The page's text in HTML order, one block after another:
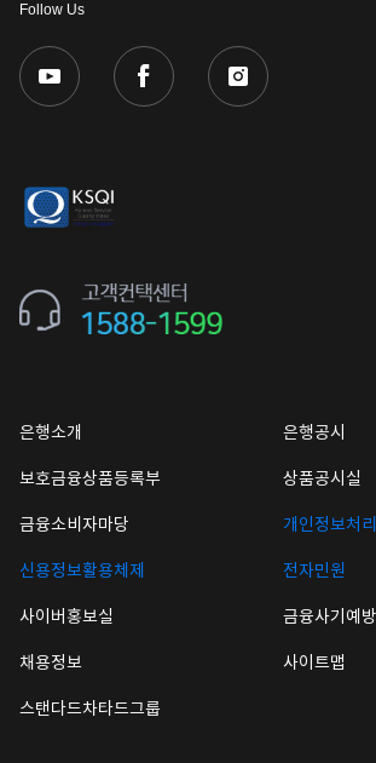
Follow Us
은행소개 은행공시
보호금융상품등록부 상품공시실
금융소비자마당 개인정보처
신용정보활용체제 전자민원
사이버홍보실 금융사기예
채용정보 사이트맵
스탠다드차타드그룹